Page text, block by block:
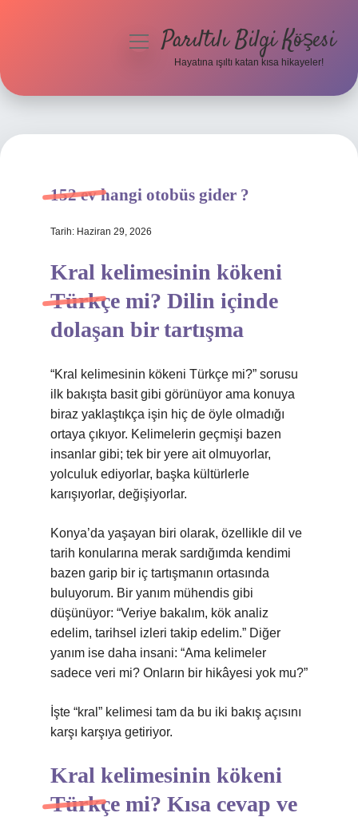
Hakkımızda
menüyüParıltılı Bilgi Köşesi
Hayatına ışıltı katan kısa hikayeler!
152 ev hangi otobüs gider ?
Tarih: Haziran 29, 2026
Kral kelimesinin kökeni
Türkçe mi? Dilin içinde
dolaşan bir tartışma
“Kral kelimesinin kökeni Türkçe mi?” sorusu
ilk bakışta basit gibi görünüyor ama konuya
biraz yaklaştıkça işin hiç de öyle olmadığı
ortaya çıkıyor. Kelimelerin geçmişi bazen
insanlar gibi; tek bir yere ait olmuyorlar,
yolculuk ediyorlar, başka kültürlerle
karışıyorlar, değişiyorlar.
Konya’da yaşayan biri olarak, özellikle dil ve
tarih konularına merak sardığımda kendimi
bazen garip bir iç tartışmanın ortasında
buluyorum. Bir yanım mühendis gibi
düşünüyor: “Veriye bakalım, kök analiz
edelim, tarihsel izleri takip edelim.” Diğer
yanım ise daha insani: “Ama kelimeler
sadece veri mi? Onların bir hikâyesi yok mu?”
İşte “kral” kelimesi tam da bu iki bakış açısını
karşı karşıya getiriyor.
Kral kelimesinin kökeni
Türkçe mi? Kısa cevap ve